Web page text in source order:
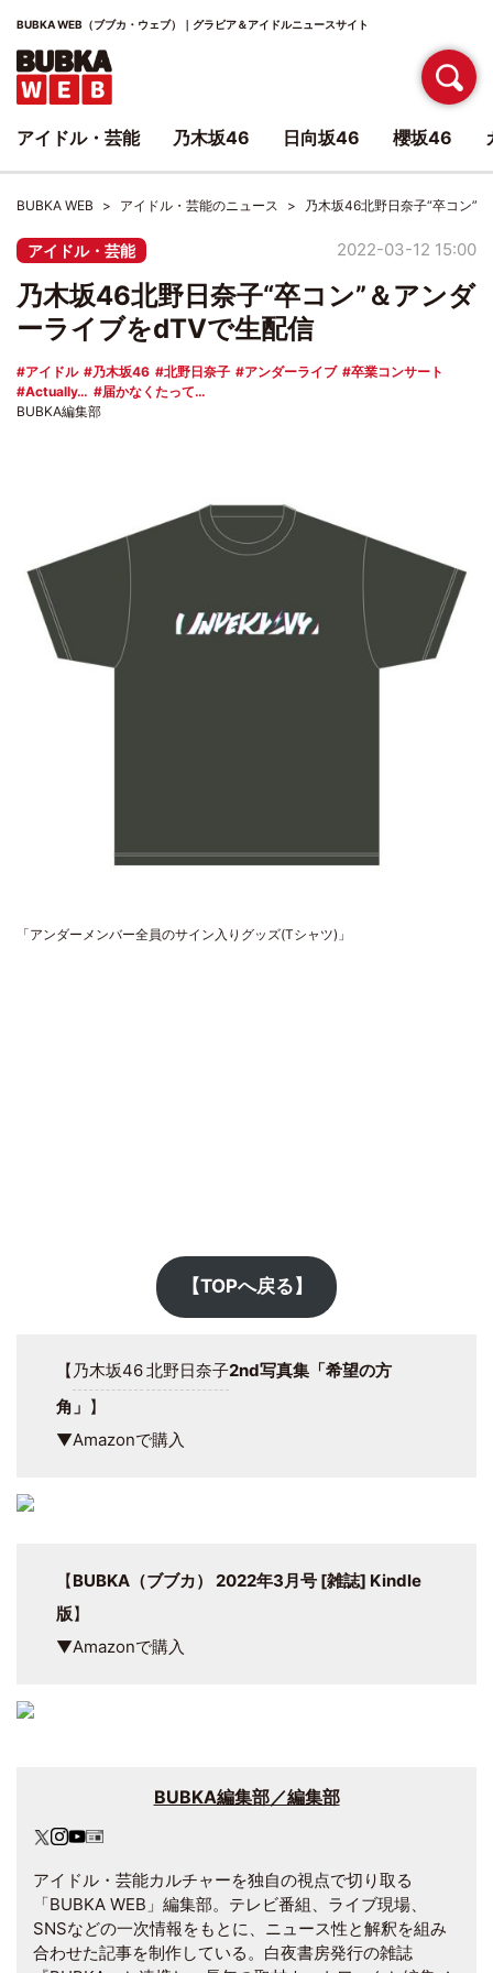
BUBKA WEB（ブブカ・ウェブ）｜グラビア＆アイドルニュースサイト
BUBKA WEB アイドル・芸能のニュース 乃木坂46北野日奈子“卒コン”
アイドル・芸能 2022-03-12 15:00
乃木坂46北野日奈子“卒コン”＆アンダ
ーライブをdTVで生配信
アイドル 乃木坂46 北野日奈子 アンダーライブ
卒業コンサート
Actually…
届かなくたって…
BUBKA編集部
「アンダーメンバー全員のサイン入りグッズ(Tシャツ)」
【TOPへ戻る】
【 乃木坂46北野日奈子2nd写真集「希望の方
角」 】
▼Amazonで購入
【BUBKA（ブブカ） 2022年3月号 [雑誌] Kindle
版】
▼Amazonで購入
BUBKA編集部／編集部
アイドル・芸能カルチャーを独自の視点で切り取る
「BUBKA WEB」編集部。テレビ番組、ライブ現場、
SNSなどの一次情報をもとに、ニュース性と解釈を組み
合わせた記事を制作している。白夜書房発行の雑誌
アイドル・芸能 乃木坂46 日向坂46 櫻坂46